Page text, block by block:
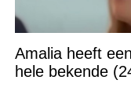
Amalia heeft
hele bekende